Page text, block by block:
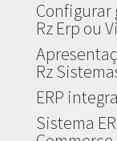
Rz Erp ou
Rz
ERP
Sistema